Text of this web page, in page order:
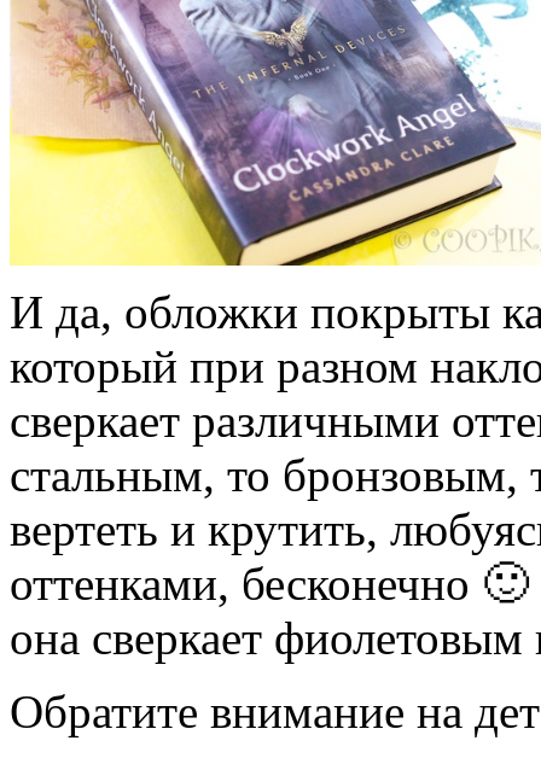
И да, обложки покрыты
который при разном
сверкает различными
стальным, то
вертеть и крутить,
оттенками, бесконечно
она сверкает фиолетовым
Обратите внимание на